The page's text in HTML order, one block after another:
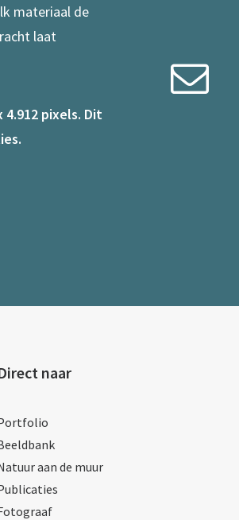
materiaal de
laat
4.912 pixels. Dit
naar
aan de muur